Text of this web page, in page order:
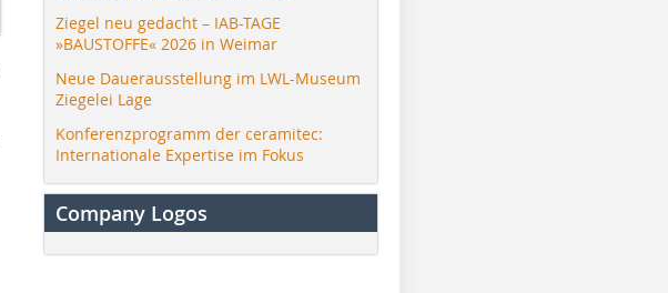
Ziegel neu gedacht – IAB-TAGE
»BAUSTOFFE« 2026 in Weimar
Neue Dauerausstellung im LWL-Museum
Ziegelei Lage
Konferenzprogramm der ceramitec:
Internationale Expertise im Fokus
Company Logos